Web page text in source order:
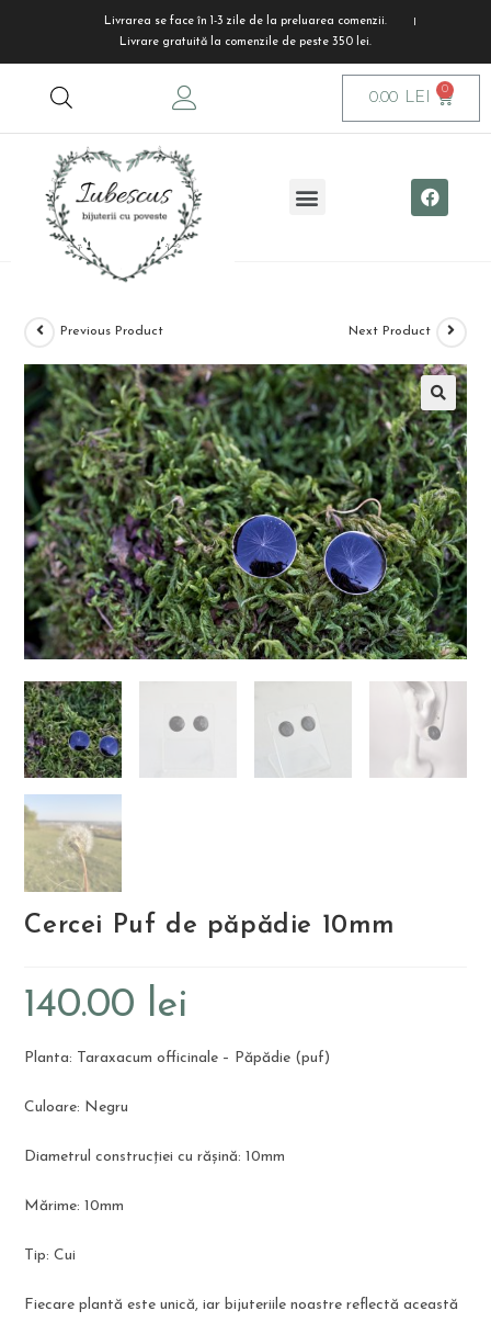
Livrarea se face în 1-3 zile de la preluarea comenzii.
Livrare gratuită la comenzile de peste 350 lei.
0.00 LEI
Previous Product Next Product
Cercei Puf de păpădie 10mm
140.00 lei
Planta: Taraxacum officinale – Păpădie (puf)
Culoare: Negru
Diametrul construcției cu rășină: 10mm
Mărime: 10mm
Tip: Cui
Fiecare plantă este unică, iar bijuteriile noastre reflectă această